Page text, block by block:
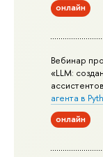
онлайн
Вебинар
«LLM:
агента в
онлайн